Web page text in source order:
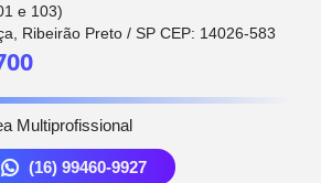
e 103)
Ribeirão Preto / SP CEP: 14026-583
Multiprofissional
(16) 99460-9927